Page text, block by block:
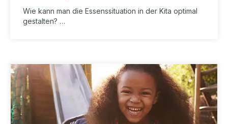
Wie kann man die Essenssituation in der Kita optimal
gestalten? …